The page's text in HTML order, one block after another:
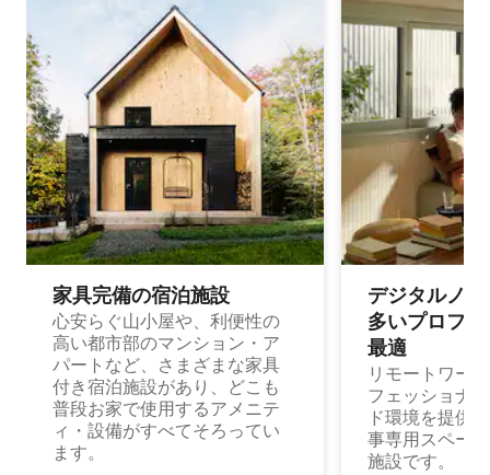
家具完備の宿⁠泊⁠施⁠設
心安らぐ山小屋や、利便性の
高い都市部のマンション・ア
パートなど、さまざまな家具
付き宿泊施設があり、どこも
普段お家で使用するアメニテ
ィ・設備がすべてそろってい
ます。
デジタルノ
多⁠いプ⁠ロ⁠フ⁠
最⁠適
リモートワー
フェッショナ
ド環境を提供
事専用スペー
施設です。